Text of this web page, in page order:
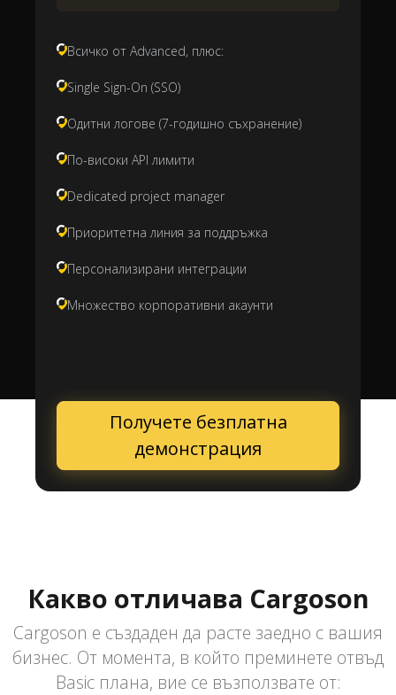
Всичко от Advanced, плюс:
Single Sign-On (SSO)
Одитни логове (7-годишно съхранение)
По-високи API лимити
Dedicated project manager
Приоритетна линия за поддръжка
Персонализирани интеграции
Множество корпоративни акаунти
Получете безплатна
демонстрация
Какво отличава Cargoson
Cargoson е създаден да расте заедно с вашия
бизнес. От момента, в който преминете отвъд
Basic плана, вие се възползвате от: